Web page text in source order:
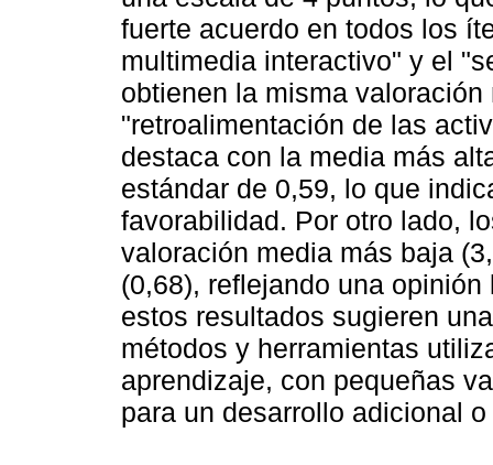
fuerte acuerdo en todos los
multimedia interactivo" y el
obtienen la misma
"retroalimentación de las
destaca con la media más
estándar de 0,59, lo que
favorabilidad. Por otro lado,
valoración media más baja
(0,68), reflejando una
estos resultados sugieren
métodos y herramientas
aprendizaje, con pequeñas
para un desarrollo adicional